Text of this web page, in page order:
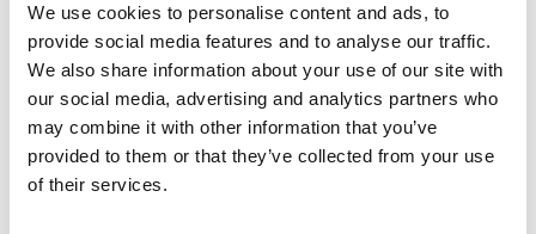
We use cookies to personalise content and ads, to
provide social media features and to analyse our traffic.
We also share information about your use of our site with
our social media, advertising and analytics partners who
may combine it with other information that you’ve
provided to them or that they’ve collected from your use
of their services.
PADOUK 14/130
TERUG NAAR PLANKEN